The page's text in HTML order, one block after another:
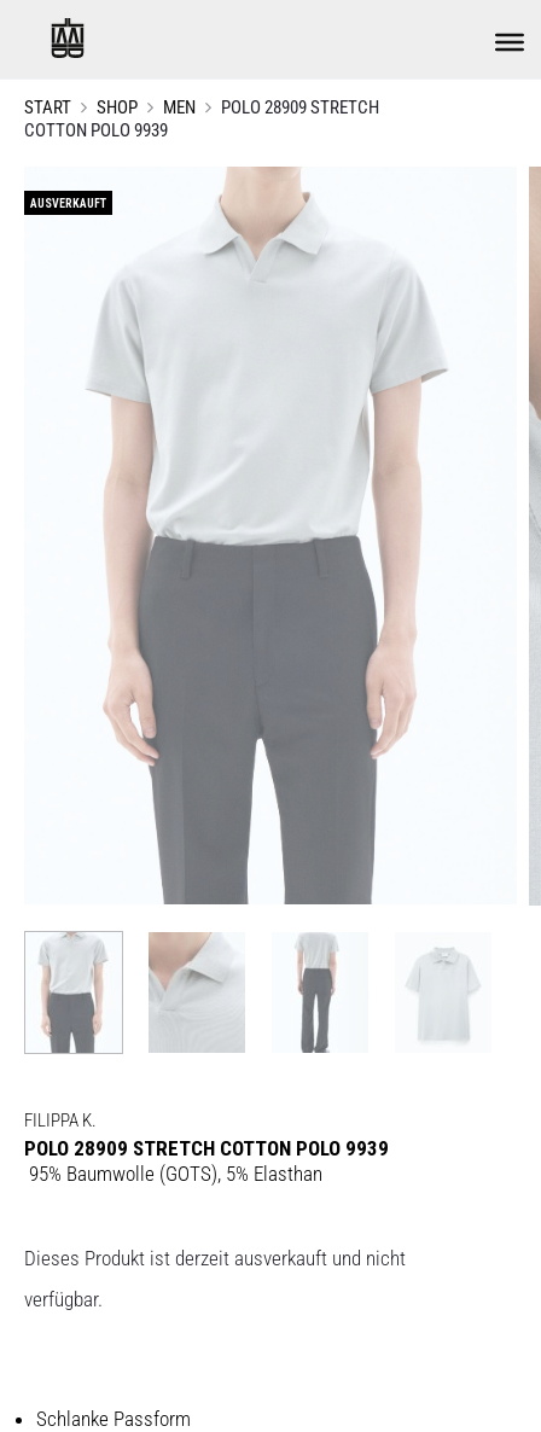
START SHOP MEN
POLO 28909 STRETCH
COTTON POLO 9939
AUSVERKAUFT
FILIPPA K.
POLO 28909 STRETCH COTTON POLO 9939
95% Baumwolle (GOTS), 5% Elasthan
Dieses Produkt ist derzeit ausverkauft und nicht
verfügbar.
Schlanke Passform